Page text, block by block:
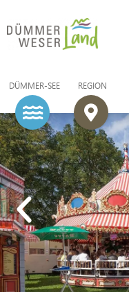
DÜMMER-SEE REGION